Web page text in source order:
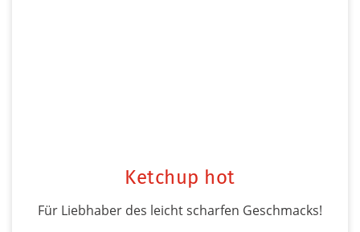
Ketchup hot
Für Liebhaber des leicht scharfen Geschmacks!